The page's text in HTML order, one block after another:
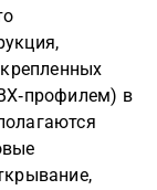
в